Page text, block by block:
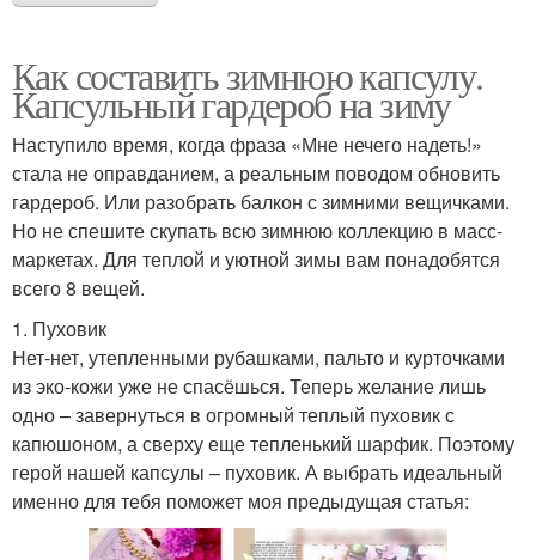
Как составить зимнюю капсулу.
Капсульный гардероб на зиму
Наступило время, когда фраза «Мне нечего надеть!»
стала не оправданием, а реальным поводом обновить
гардероб. Или разобрать балкон с зимними вещичками.
Но не спешите скупать всю зимнюю коллекцию в масс-
маркетах. Для теплой и уютной зимы вам понадобятся
всего 8 вещей.
1. Пуховик
Нет-нет, утепленными рубашками, пальто и курточками
из эко-кожи уже не спасёшься. Теперь желание лишь
одно – завернуться в огромный теплый пуховик с
капюшоном, а сверху еще тепленький шарфик. Поэтому
герой нашей капсулы – пуховик. А выбрать идеальный
именно для тебя поможет моя предыдущая статья: